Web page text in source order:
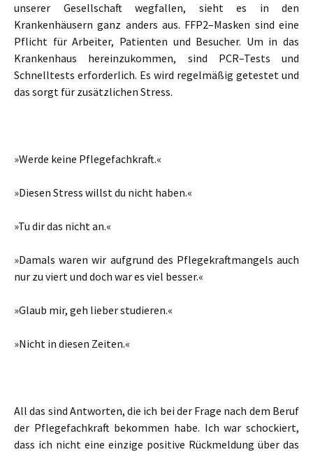
unserer Gesellschaft wegfallen, sieht es in den
Krankenhäusern ganz anders aus. FFP2–Masken sind eine
Pflicht für Arbeiter, Patienten und Besucher. Um in das
Krankenhaus hereinzukommen, sind PCR–Tests und
Schnelltests erforderlich. Es wird regelmäßig getestet und
das sorgt für zusätzlichen Stress.
»Werde keine Pflegefachkraft.«
»Diesen Stress willst du nicht haben.«
»Tu dir das nicht an.«
»Damals waren wir aufgrund des Pflegekraftmangels auch
nur zu viert und doch war es viel besser.«
»Glaub mir, geh lieber studieren.«
»Nicht in diesen Zeiten.«
All das sind Antworten, die ich bei der Frage nach dem Beruf
der Pflegefachkraft bekommen habe. Ich war schockiert,
dass ich nicht eine einzige positive Rückmeldung über das